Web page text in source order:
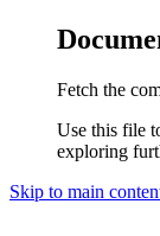
Fetch the
Use this file
exploring
Skip to main